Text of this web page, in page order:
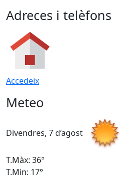
Adreces i telèfons
Accedeix
Meteo
Divendres, 7 d’agost
T.Màx: 36°
T.Min: 17°